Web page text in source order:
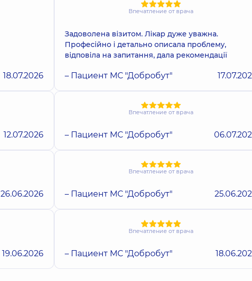
18.07.2026
Впечатление от врача
Задоволена візитом. Лікар дуже уважна.
Професійно і детально описала проблему,
відповіла на запитання, дала рекомендації
– Пациент МС "Добробут"
12.07.2026
Впечатление от врача
– Пациент МС "Добробут"
26.06.2026
Впечатление от врача
– Пациент МС "Добробут"
19.06.2026
Впечатление от врача
– Пациент МС "Добробут"